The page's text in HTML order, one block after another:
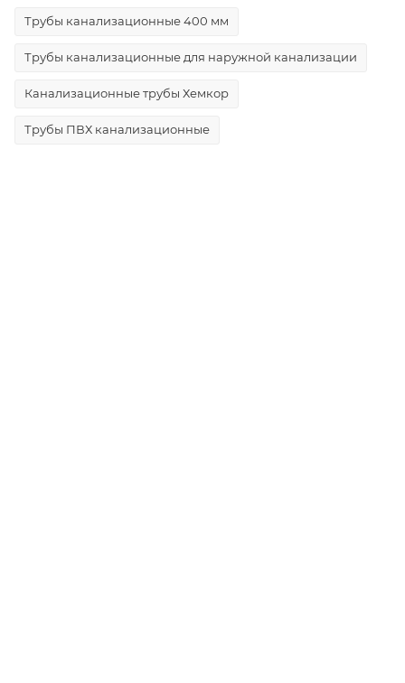
Трубы канализационные 400 мм
Трубы канализационные для наружной канализации
Канализационные трубы Хемкор
Трубы ПВХ канализационные